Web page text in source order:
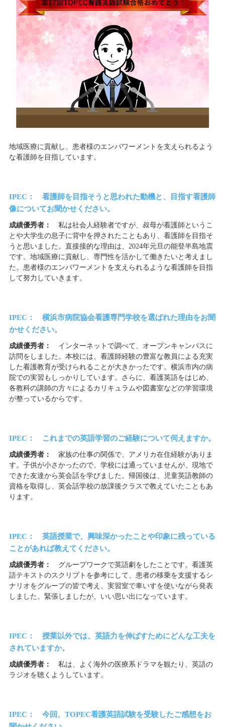
地域医療に貢献し、患者様のエンパワーメントを支えられるよう
な看護師を目指しています。
IPEC： 看護師を目指そうと思われた動機と、目指す看護師
像についてお聞かせください。
成績優秀者：
私は社会人経験者ですが、叔母が看護師というこ
とや大学生の息子に背中を押されたこともあり、看護師を目指そ
うと思いました。直接接的な理由は、2024年元旦の能登半島地震
です。地域医療に貢献し、専門性を活かして働きたいと考えまし
た。患者様のエンパワーメントを支えられるような看護師を目指
して努力していきます。
IPEC： 横浜市病院協会看護専門学校を選ばれた理由をお聞
かせください。
成績優秀者：
インターネットで調べて、オープンキャンパスに
訪問をしました。本校には、看護師経験の豊富な教員による充実
した看護教育が受けられることが大きかったです。横浜市内の病
院での実習もしっかりしています。さらに、看護英語をはじめ、
各教科の講師の方々によるカリキュラムや図書室などの学習環境
が整っているからです。
IPEC： これまでの英語学習のご経験について伺えますか。
成績優秀者：
家族の仕事の関係で、アメリカ在住経験がありま
す。子供が小さかったので、学校には通っていませんが、現地で
できた友達から英会話を学びました。帰国後は、児童英語教師の
資格を取得し、英会話学校の放課後クラスで教えていたこともあ
ります。
IPEC： 英語授業で、興味深かったことや印象に残っている
ことがあれば教えてください。
成績優秀者：
グループワークで英語劇をしたことです。看護英
語テキストのスクリプトを参考にして、患者の移乗を支援するシ
ナリオをグループの皆で考え、実習室で車いすを使いながら発表
しました。緊張しましたが、いい思い出になっています。
IPEC： 授業以外では、英語力を伸ばすためにどんな工夫を
されていますか。
成績優秀者：
私は、よく海外の医療系ドラマを観たり、英語の
ラジオを聴くようしています。
IPEC： 今回、TOPEC看護英語試験を受験したご感想をお